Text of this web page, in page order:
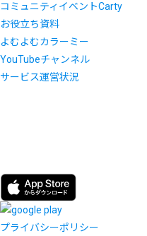
コミュニティイベントCarty
お役立ち資料
よむよむカラーミー
YouTubeチャンネル
サービス運営状況
プライバシーポリシー